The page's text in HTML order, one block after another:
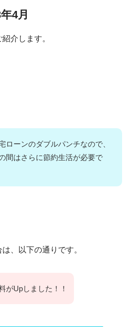
4月
介します。
ローンのダブルパンチなので、
間はさらに節約生活が必要で
、以下の通りです。
がUpしました！！